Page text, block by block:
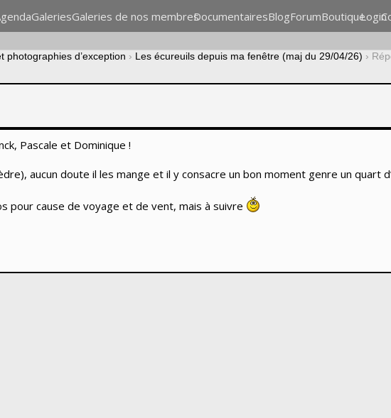
GaleriesGaleries de nos membresDocumentairesBlogForumBoutiqueLogin
photographies d’exception › Les écureuils depuis ma fenêtre (maj du 29/04/26) ›
Pascale et Dominique !
aucun doute il les mange et il y consacre un bon moment genre un quart
pour cause de voyage et de vent, mais à suivre